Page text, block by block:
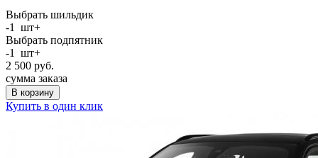
Выбрать шильдик
-1 шт+
Выбрать подпятник
-1 шт+
2 500 руб.
сумма заказа
В корзину
Купить в один клик